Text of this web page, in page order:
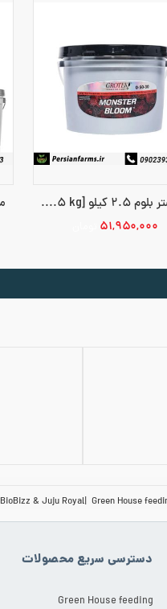
مانستر بلوم 2.5 کیلو [Monster Bloom 2.5 kg]
۵۱,۹۵۰,۰۰۰
افزودن به سبد خرید
BioBizz & Juju Royal Green House
دسترسی سریع محصولات
Green House feeding